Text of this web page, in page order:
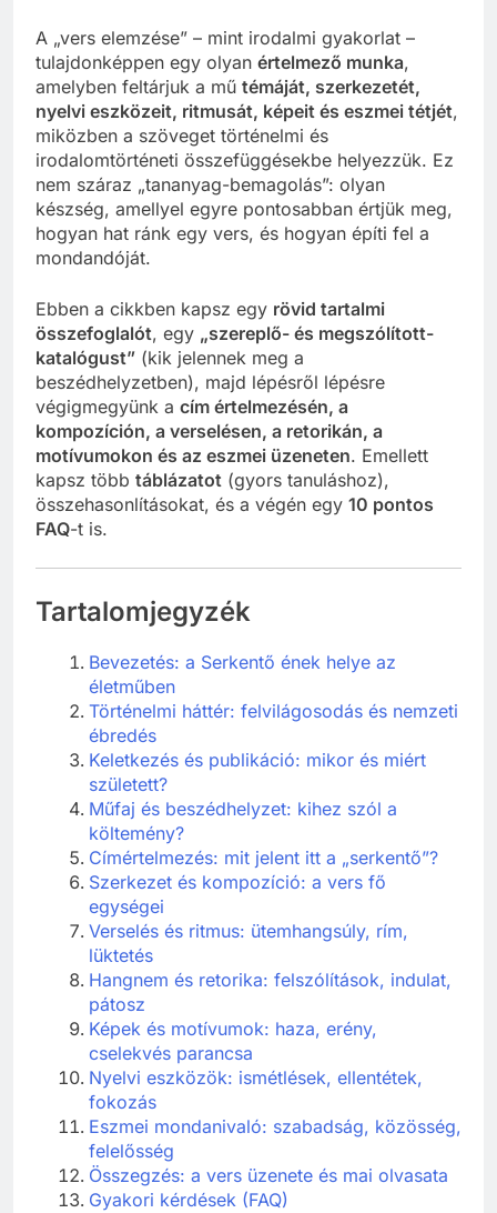
A „vers elemzése” – mint irodalmi gyakorlat –
tulajdonképpen egy olyan értelmező munka,
amelyben feltárjuk a mű témáját, szerkezetét,
nyelvi eszközeit, ritmusát, képeit és eszmei tétjét,
miközben a szöveget történelmi és
irodalomtörténeti összefüggésekbe helyezzük. Ez
nem száraz „tananyag-bemagolás”: olyan
készség, amellyel egyre pontosabban értjük meg,
hogyan hat ránk egy vers, és hogyan építi fel a
mondandóját.
Ebben a cikkben kapsz egy rövid tartalmi
összefoglalót, egy „szereplő- és megszólított-
katalógust” (kik jelennek meg a
beszédhelyzetben), majd lépésről lépésre
végigmegyünk a cím értelmezésén, a
kompozíción, a verselésen, a retorikán, a
motívumokon és az eszmei üzeneten. Emellett
kapsz több táblázatot (gyors tanuláshoz),
összehasonlításokat, és a végén egy 10 pontos
FAQ-t is.
Tartalomjegyzék
Bevezetés: a Serkentő ének helye az
életműben
Történelmi háttér: felvilágosodás és nemzeti
ébredés
Keletkezés és publikáció: mikor és miért
született?
Műfaj és beszédhelyzet: kihez szól a
költemény?
Címértelmezés: mit jelent itt a „serkentő”?
Szerkezet és kompozíció: a vers fő
egységei
Verselés és ritmus: ütemhangsúly, rím,
lüktetés
Hangnem és retorika: felszólítások, indulat,
pátosz
Képek és motívumok: haza, erény,
cselekvés parancsa
Nyelvi eszközök: ismétlések, ellentétek,
fokozás
Eszmei mondanivaló: szabadság, közösség,
felelősség
Összegzés: a vers üzenete és mai olvasata
Gyakori kérdések (FAQ)